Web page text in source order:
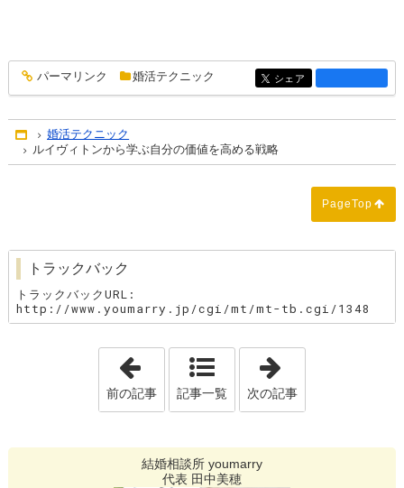
entry1362
パーマリンク 婚活テクニック entry1362
シェア
Home
婚活テクニック
ルイヴィトンから学ぶ自分の価値を高める戦略
PageTop
トラックバック
トラックバックURL:
http://www.youmarry.jp/cgi/mt/mt-tb.cgi/1348
「出逢いが～男が～、そんなことばっ
前の記事 記事一覧 次の記事
結婚相談所 youmarry
代表 田中美穂